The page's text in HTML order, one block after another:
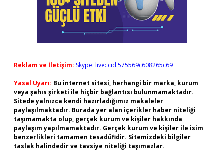
Reklam ve İletişim: Skype: live:.cid.575569c608265c69
Yasal Uyarı: Bu internet sitesi, herhangi bir marka, kurum
veya şahıs şirketi ile hiçbir bağlantısı bulunmamaktadır.
Sitede yalnızca kendi hazırladığımız makaleler
paylaşılmaktadır. Burada yer alan içerikler haber niteliği
taşımamakta olup, gerçek kurum ve kişiler hakkında
paylaşım yapılmamaktadır. Gerçek kurum ve kişiler ile isim
benzerlikleri tamamen tesadüfidir. Sitemizdeki bilgiler
taslak halindedir ve tavsiye niteliği taşımazlar.